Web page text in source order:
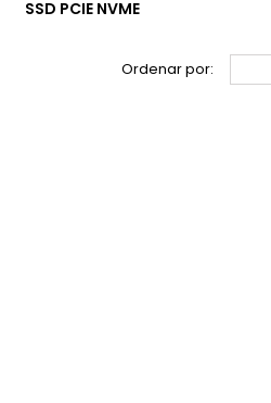
SSD PCIE NVME
Ordenar por: